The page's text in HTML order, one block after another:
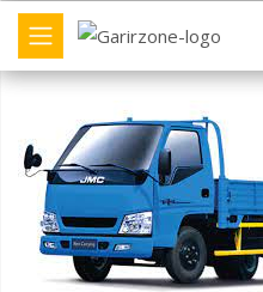
বাণিজ্যিক যান
ব্র্যান্ড
ট্রাক তুলনা